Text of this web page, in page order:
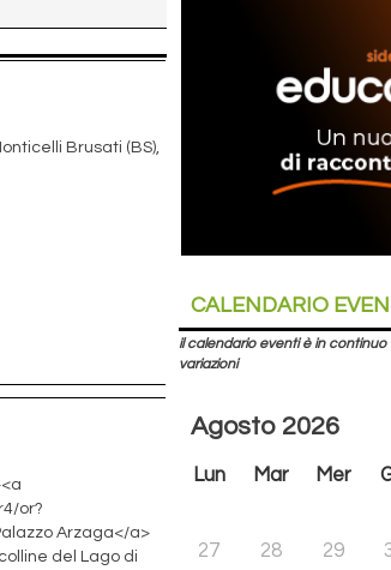
Brusati (BS),
or?
Arzaga</a>
del Lago di
CALENDARIO
il calendario eventi è in
variazioni
Agosto 2026
Lun Mar Mer
27 28 29